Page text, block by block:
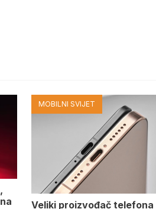
MOBILNI SVIJET
Veliki proizvođač telefona